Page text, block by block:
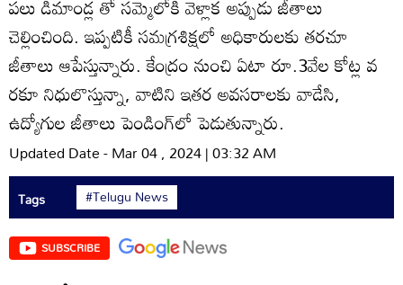
చెల్లించింది. ఇప్పటికీ సమగ్రశిక్షలో అధికారులకు తరచూ
జీతాలు ఆపేస్తున్నారు. కేంద్రం నుంచి ఏటా రూ.3వేల కోట్ల వ
రకూ నిధులొస్తున్నా, వాటిని ఇతర అవసరాలకు వాడేసి,
ఉద్యోగుల జీతాలు పెండింగ్‌లో పెడుతున్నారు.
Updated Date - Mar 04 , 2024 | 03:32 AM
Tags #Telugu News
SUBSCRIBE